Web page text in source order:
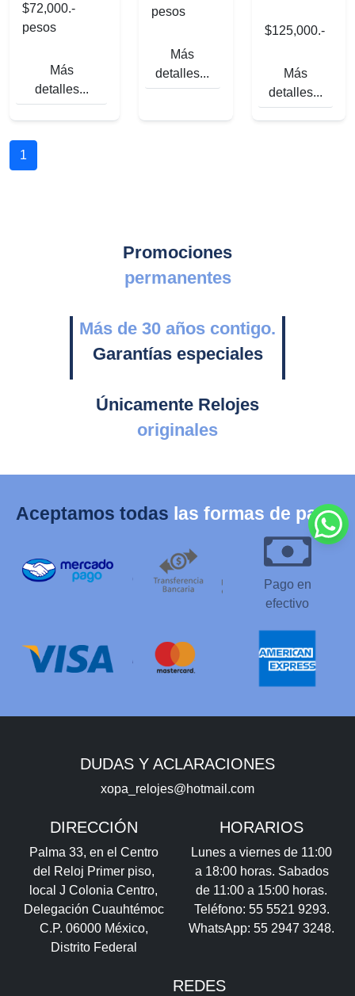
$72,000.-
pesos
Más
detalles...
pesos
Más
detalles...
$125,000.-
Más
detalles...
1
Promociones
permanentes
Más de 30 años contigo.
Garantías especiales
Únicamente Relojes
originales
Aceptamos todas las formas de pago
Pago en
efectivo
DUDAS Y ACLARACIONES
xopa_relojes@hotmail.com
DIRECCIÓN
Palma 33, en el Centro
del Reloj Primer piso,
local J Colonia Centro,
Delegación Cuauhtémoc
C.P. 06000 México,
Distrito Federal
HORARIOS
Lunes a viernes de 11:00
a 18:00 horas. Sabados
de 11:00 a 15:00 horas.
Teléfono: 55 5521 9293.
WhatsApp: 55 2947 3248.
REDES